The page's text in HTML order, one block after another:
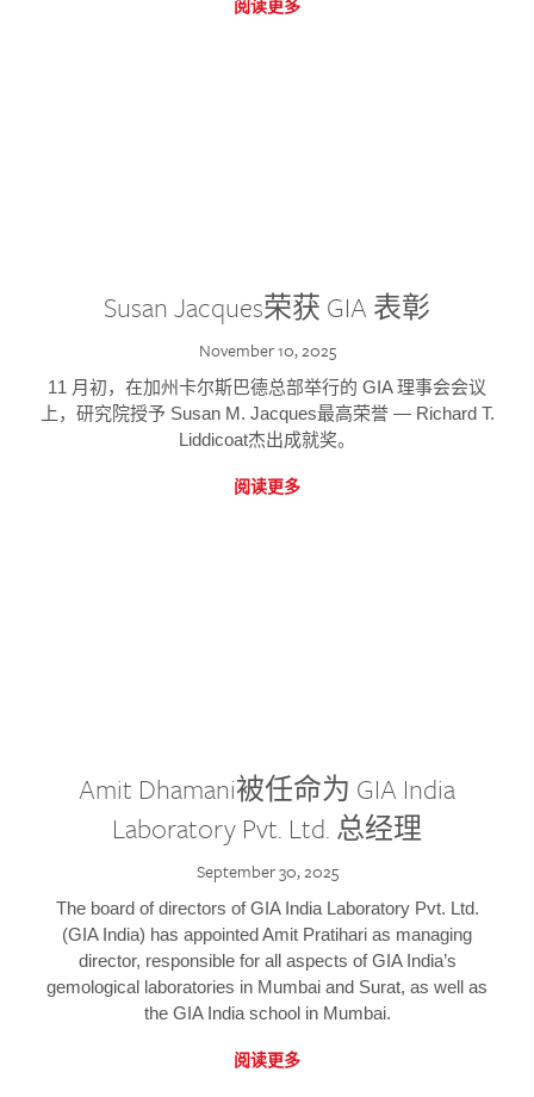
阅读更多
Susan Jacques荣获 GIA 表彰
November 10, 2025
11 月初，在加州卡尔斯巴德总部举行的 GIA 理事会会议
上，研究院授予 Susan M. Jacques最高荣誉 — Richard T.
Liddicoat杰出成就奖。
阅读更多
Amit Dhamani被任命为 GIA India
Laboratory Pvt. Ltd. 总经理
September 30, 2025
The board of directors of GIA India Laboratory Pvt. Ltd.
(GIA India) has appointed Amit Pratihari as managing
director, responsible for all aspects of GIA India’s
gemological laboratories in Mumbai and Surat, as well as
the GIA India school in Mumbai.
阅读更多